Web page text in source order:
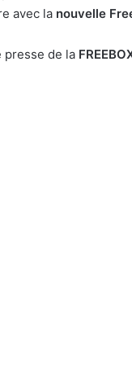
avec la nouvelle
presse de la